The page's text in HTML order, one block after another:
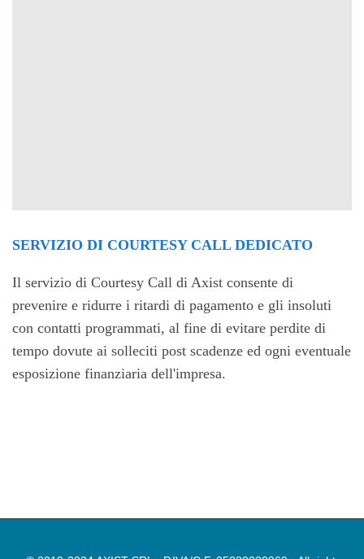
SERVIZIO DI COURTESY CALL DEDICATO
Il servizio di Courtesy Call di Axist consente di
prevenire e ridurre i ritardi di pagamento e gli insoluti
con contatti programmati, al fine di evitare perdite di
tempo dovute ai solleciti post scadenze ed ogni eventuale
esposizione finanziaria dell'impresa.